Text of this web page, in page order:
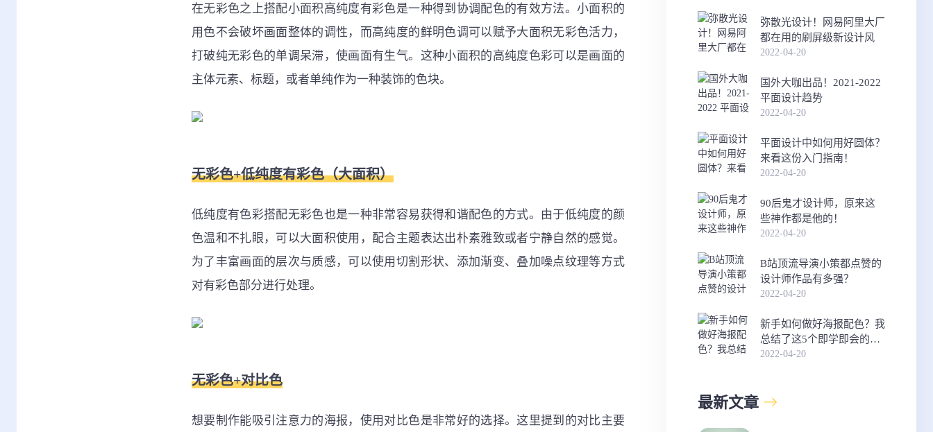
在无彩色之上搭配小面积高纯度有彩色是一种得到协调配色的有效方法。小面积的
用色不会破坏画面整体的调性，而高纯度的鲜明色调可以赋予大面积无彩色活力，
打破纯无彩色的单调呆滞，使画面有生气。这种小面积的高纯度色彩可以是画面的
主体元素、标题，或者单纯作为一种装饰的色块。
无彩色+低纯度有彩色（大面积）
低纯度有色彩搭配无彩色也是一种非常容易获得和谐配色的方式。由于低纯度的颜
色温和不扎眼，可以大面积使用，配合主题表达出朴素雅致或者宁静自然的感觉。
为了丰富画面的层次与质感，可以使用切割形状、添加渐变、叠加噪点纹理等方式
对有彩色部分进行处理。
无彩色+对比色
想要制作能吸引注意力的海报，使用对比色是非常好的选择。这里提到的对比主要
弥散光设计！网易阿里大厂
都在用的刷屏级新设计风
2022-04-20
国外大咖出品！2021-2022
平面设计趋势
2022-04-20
平面设计中如何用好圆体？
来看这份入门指南！
2022-04-20
90后鬼才设计师，原来这
些神作都是他的！
2022-04-20
B站顶流导演小策都点赞的
设计师作品有多强？
2022-04-20
新手如何做好海报配色？我
总结了这5个即学即会的方
法！
2022-04-20
最新文章